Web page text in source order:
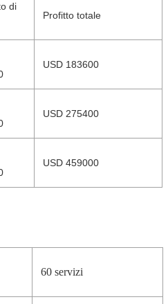
di
Profitto totale
USD 183600
USD 275400
USD 459000
60 servizi